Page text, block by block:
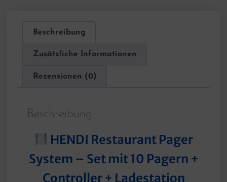
Beschreibung
Zusätzliche Informationen
Rezensionen (0)
Beschreibung
HENDI Restaurant Pager
System – Set mit 10 Pagern +
Controller + Ladestation